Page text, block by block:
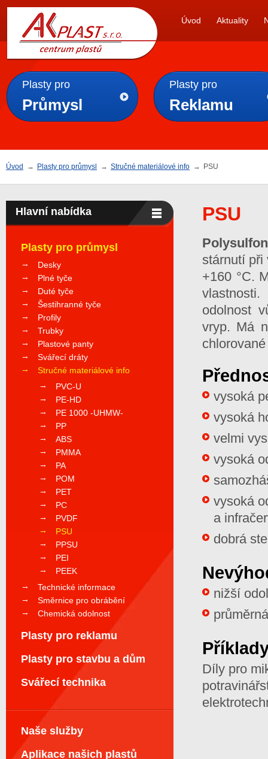
AKPLAST s.r.o.
Úvod Aktuality
Plasty pro
Průmysl
Plasty pro
Reklamu
Úvod → Plasty pro průmysl → Stručné materiálové info → PSU
PSU
stárnutí při
+160 °C.
odolnost
vryp. Má
vysoká
vysoká
velmi
vysoká
vysoká
a
dobrá
nižší
Díly pro
Hlavní nabídka
Plasty pro průmysl
Desky
Plné tyče
Duté tyče
Šestihranné tyče
Profily
Trubky
Plastové panty
Svářecí dráty
Stručné materiálové info
PVC-U
PE-HD
PE 1000 -UHMW-
PP
ABS
PMMA
PA
POM
PET
PC
PVDF
PSU
PPSU
PEI
PEEK
Technické informace
Směrnice pro obrábění
Chemická odolnost
Plasty pro reklamu
Plasty pro stavbu a dům
Svářecí technika
Naše služby
Aplikace našich plastů